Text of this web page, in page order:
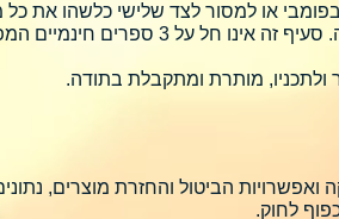
או למסור לצד שלישי כלשהו את כל מה
חינמיים המפורסמים באתר.
מותרת ומתקבלת בתודה.
הביטול והחזרת מוצרים,
לחוק.